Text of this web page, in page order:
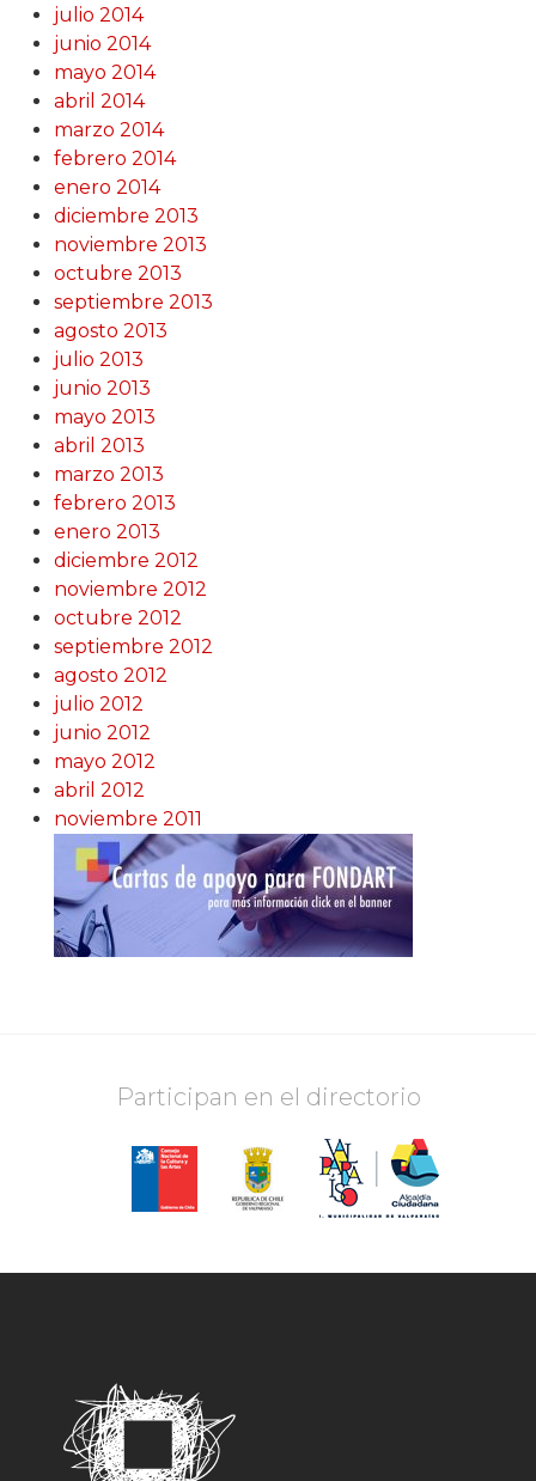
julio 2014
junio 2014
mayo 2014
abril 2014
marzo 2014
febrero 2014
enero 2014
diciembre 2013
noviembre 2013
octubre 2013
septiembre 2013
agosto 2013
julio 2013
junio 2013
mayo 2013
abril 2013
marzo 2013
febrero 2013
enero 2013
diciembre 2012
noviembre 2012
octubre 2012
septiembre 2012
agosto 2012
julio 2012
junio 2012
mayo 2012
abril 2012
noviembre 2011
Participan en el directorio